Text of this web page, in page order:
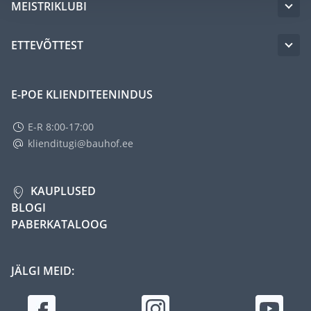
MEISTRIKLUBI
ETTEVÕTTEST
E-POE KLIENDITEENINDUS
E-R 8:00-17:00
klienditugi@bauhof.ee
KAUPLUSED
BLOGI
PABERKATALOOG
JÄLGI MEID: